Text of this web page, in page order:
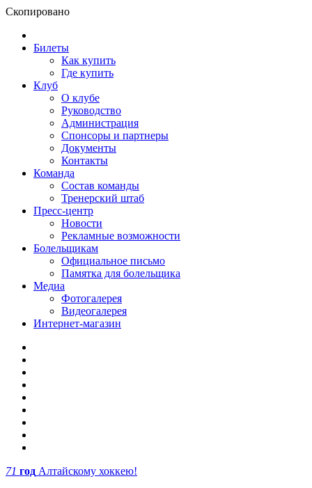
Скопировано
Билеты
Как купить
Где купить
Клуб
О клубе
Руководство
Администрация
Спонсоры и партнеры
Документы
Контакты
Команда
Состав команды
Тренерский штаб
Пресс-центр
Новости
Рекламные возможности
Болельщикам
Официальное письмо
Памятка для болельщика
Медиа
Фотогалерея
Видеогалерея
Интернет-магазин
71 год Алтайскому хоккею!